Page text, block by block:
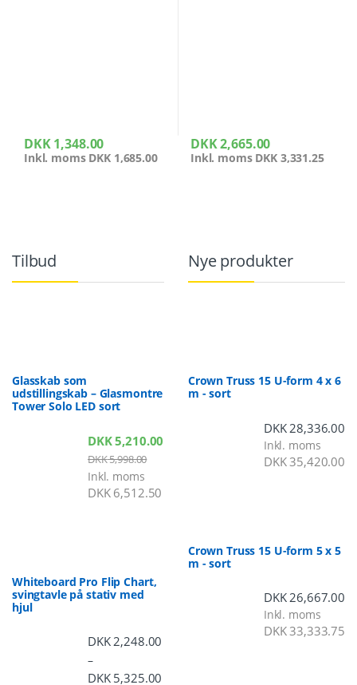
DKK1,348.00
Inkl. moms DKK 1,685.00
DKK2,665.00
Inkl. moms DKK 3,331.25
Tilbud
Glasskab som
udstillingskab – Glasmontre
Tower Solo LED sort
DKK5,210.00
DKK5,998.00
Inkl. moms
DKK6,512.50
Whiteboard Pro Flip Chart,
svingtavle på stativ med
hjul
DKK2,248.00
–
DKK5,325.00
Nye produkter
Crown Truss 15 U-form 4 x 6
m - sort
DKK28,336.00
Inkl. moms
DKK35,420.00
Crown Truss 15 U-form 5 x 5
m - sort
DKK26,667.00
Inkl. moms
DKK33,333.75